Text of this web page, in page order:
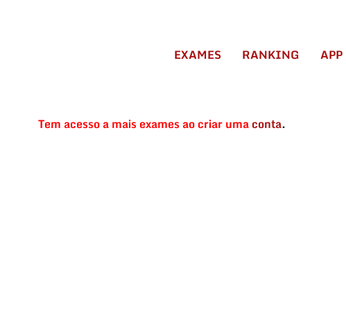
EXAMES RANKING APP
Tem acesso a mais exames ao criar umaconta.